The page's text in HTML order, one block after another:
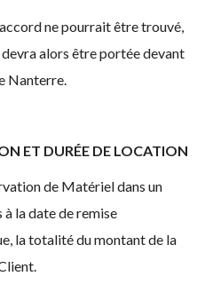
ne pourrait être trouvé,
alors être portée devant
Nanterre.
ET DURÉE DE LOCATION
de Matériel dans un
à la date de remise
la totalité du montant de la